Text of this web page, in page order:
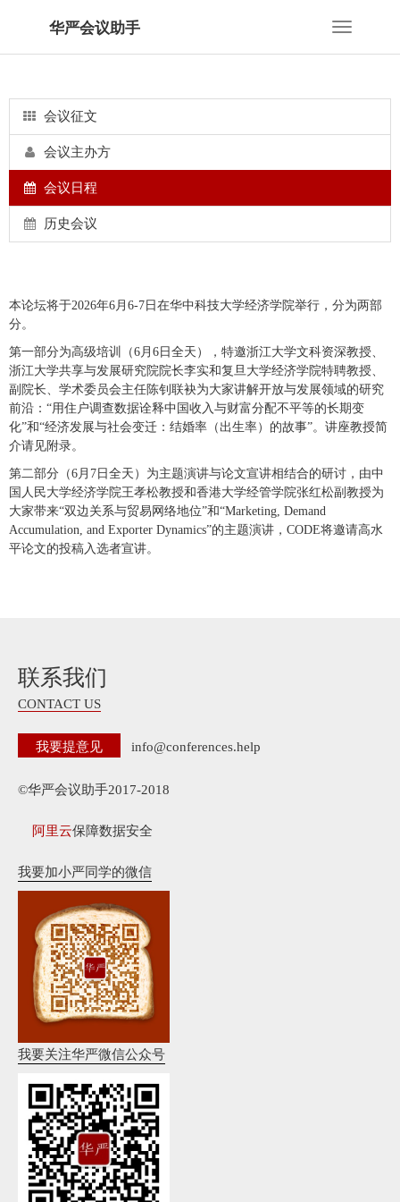
Toggle
华严会议助手
会议征文
会议主办方
会议日程
历史会议
本论坛将于2026年6月6-7日在华中科技大学经济学院举行，分为两部
分。
第一部分为高级培训（6月6日全天），特邀浙江大学文科资深教授、
浙江大学共享与发展研究院院长李实和复旦大学经济学院特聘教授、
副院长、学术委员会主任陈钊联袂为大家讲解开放与发展领域的研究
前沿：“用住户调查数据诠释中国收入与财富分配不平等的长期变
化”和“经济发展与社会变迁：结婚率（出生率）的故事”。讲座教授简
介请见附录。
第二部分（6月7日全天）为主题演讲与论文宣讲相结合的研讨，由中
国人民大学经济学院王孝松教授和香港大学经管学院张红松副教授为
大家带来“双边关系与贸易网络地位”和“Marketing, Demand
Accumulation, and Exporter Dynamics”的主题演讲，CODE将邀请高水
平论文的投稿入选者宣讲。
联系我们
CONTACT US
我要提意见 info@conferences.help
©华严会议助手2017-2018
阿里云保障数据安全
我要加小严同学的微信
我要关注华严微信公众号